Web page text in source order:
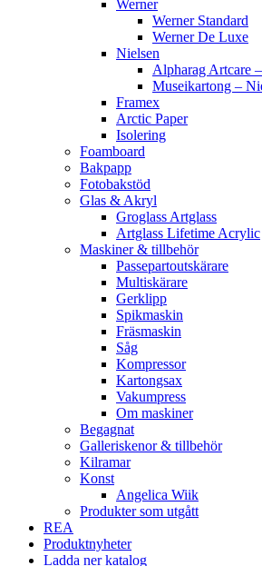
Werner
Werner Standard
Werner De Luxe
Nielsen
Alpharag Artcare
Museikartong –
Framex
Arctic Paper
Isolering
Foamboard
Bakpapp
Fotobakstöd
Glas & Akryl
Groglass Artglass
Artglass Lifetime Acrylic
Maskiner & tillbehör
Passepartoutskärare
Multiskärare
Gerklipp
Spikmaskin
Fräsmaskin
Såg
Kompressor
Kartongsax
Vakumpress
Om maskiner
Begagnat
Galleriskenor & tillbehör
Kilramar
Konst
Angelica Wiik
Produkter som utgått
REA
Produktnyheter
Ladda ner katalog